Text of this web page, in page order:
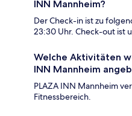
INN Mannheim?
Der Check-in ist zu
23:30 Uhr. Check-out ist
Welche Aktivitäten
INN Mannheim
PLAZA INN Mannheim
Fitnessbereich.